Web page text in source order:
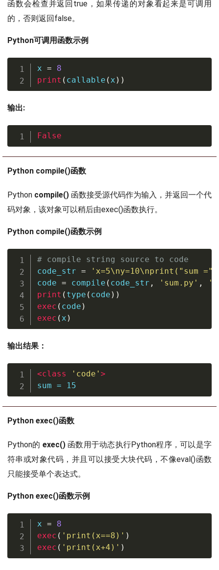
函数会检查并返回true，如果传递的对象看起来是可调用
的，否则返回false。
Python可调用函数示例
x =
8
print ( callable ( x ) )
输出:
False
Python compile()函数
Python compile() 函数接受源代码作为输入，并返回一个代
码对象，该对象可以稍后由exec()函数执行。
Python compile()函数示例
# compile string source to code
code_str =
'x=5\ny=10\nprint("sum
code = compile ( code_str , 'sum.py' ,
print ( type ( code ) )
exec ( code )
exec ( x )
输出结果：
<class 'code' >
sum = 15
Python exec()函数
Python的 exec()函数用于动态执行Python程序，可以是字
符串或对象代码，并且可以接受大块代码，不像eval()函数
只能接受单个表达式。
Python exec()函数示例
x =
8
exec ( 'print(x==8)' )
exec ( 'print(x+4)' )